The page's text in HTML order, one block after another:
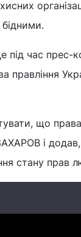
час прес-
правління
що
і
стану